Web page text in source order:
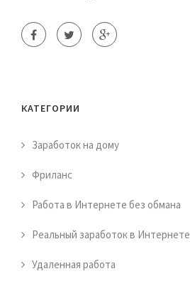
КАТЕГОРИИ
Заработок на дому
Фриланс
Работа в Интернете без обмана
Реальный заработок в Интернете
Удаленная работа